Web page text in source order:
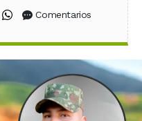
en Facebook
en X (Twitter)
Compartir en WhatsApp
Comentarios